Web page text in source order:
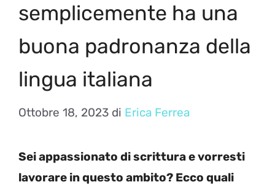
semplicemente ha una
buona padronanza della
lingua italiana
Ottobre 18, 2023 di Erica Ferrea
Sei appassionato di scrittura e vorresti
lavorare in questo ambito? Ecco quali